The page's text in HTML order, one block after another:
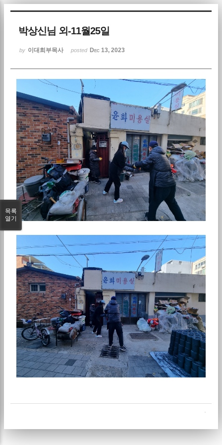
박상신님 외-11월25일
by 이대희부목사 posted Dec 13, 2023
목록
열기
Sketchbook5, 스케치북5
Sketchbook5, 스케치북5